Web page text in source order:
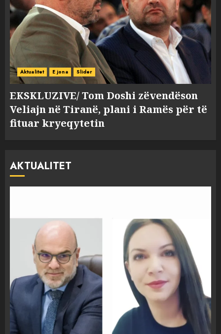
Aktualitet E jona Slider
EKSKLUZIVE/ Tom Doshi zëvendëson
Veliajn në Tiranë, plani i Ramës për të
fituar kryeqytetin
AKTUALITET